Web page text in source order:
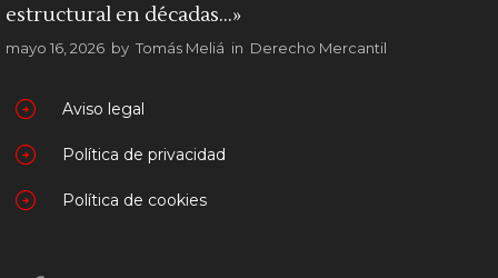
estructural en décadas…»
mayo 16, 2026 by Tomás Meliá in Derecho Mercantil
Aviso legal
Política de privacidad
Política de cookies